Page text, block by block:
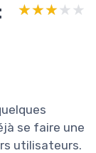
★★★★★
★★★★★
se faire une
utilisateurs.